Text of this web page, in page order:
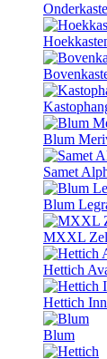
Blum
Samet
Blum
MXXL
Hettich
Hettich
Blum